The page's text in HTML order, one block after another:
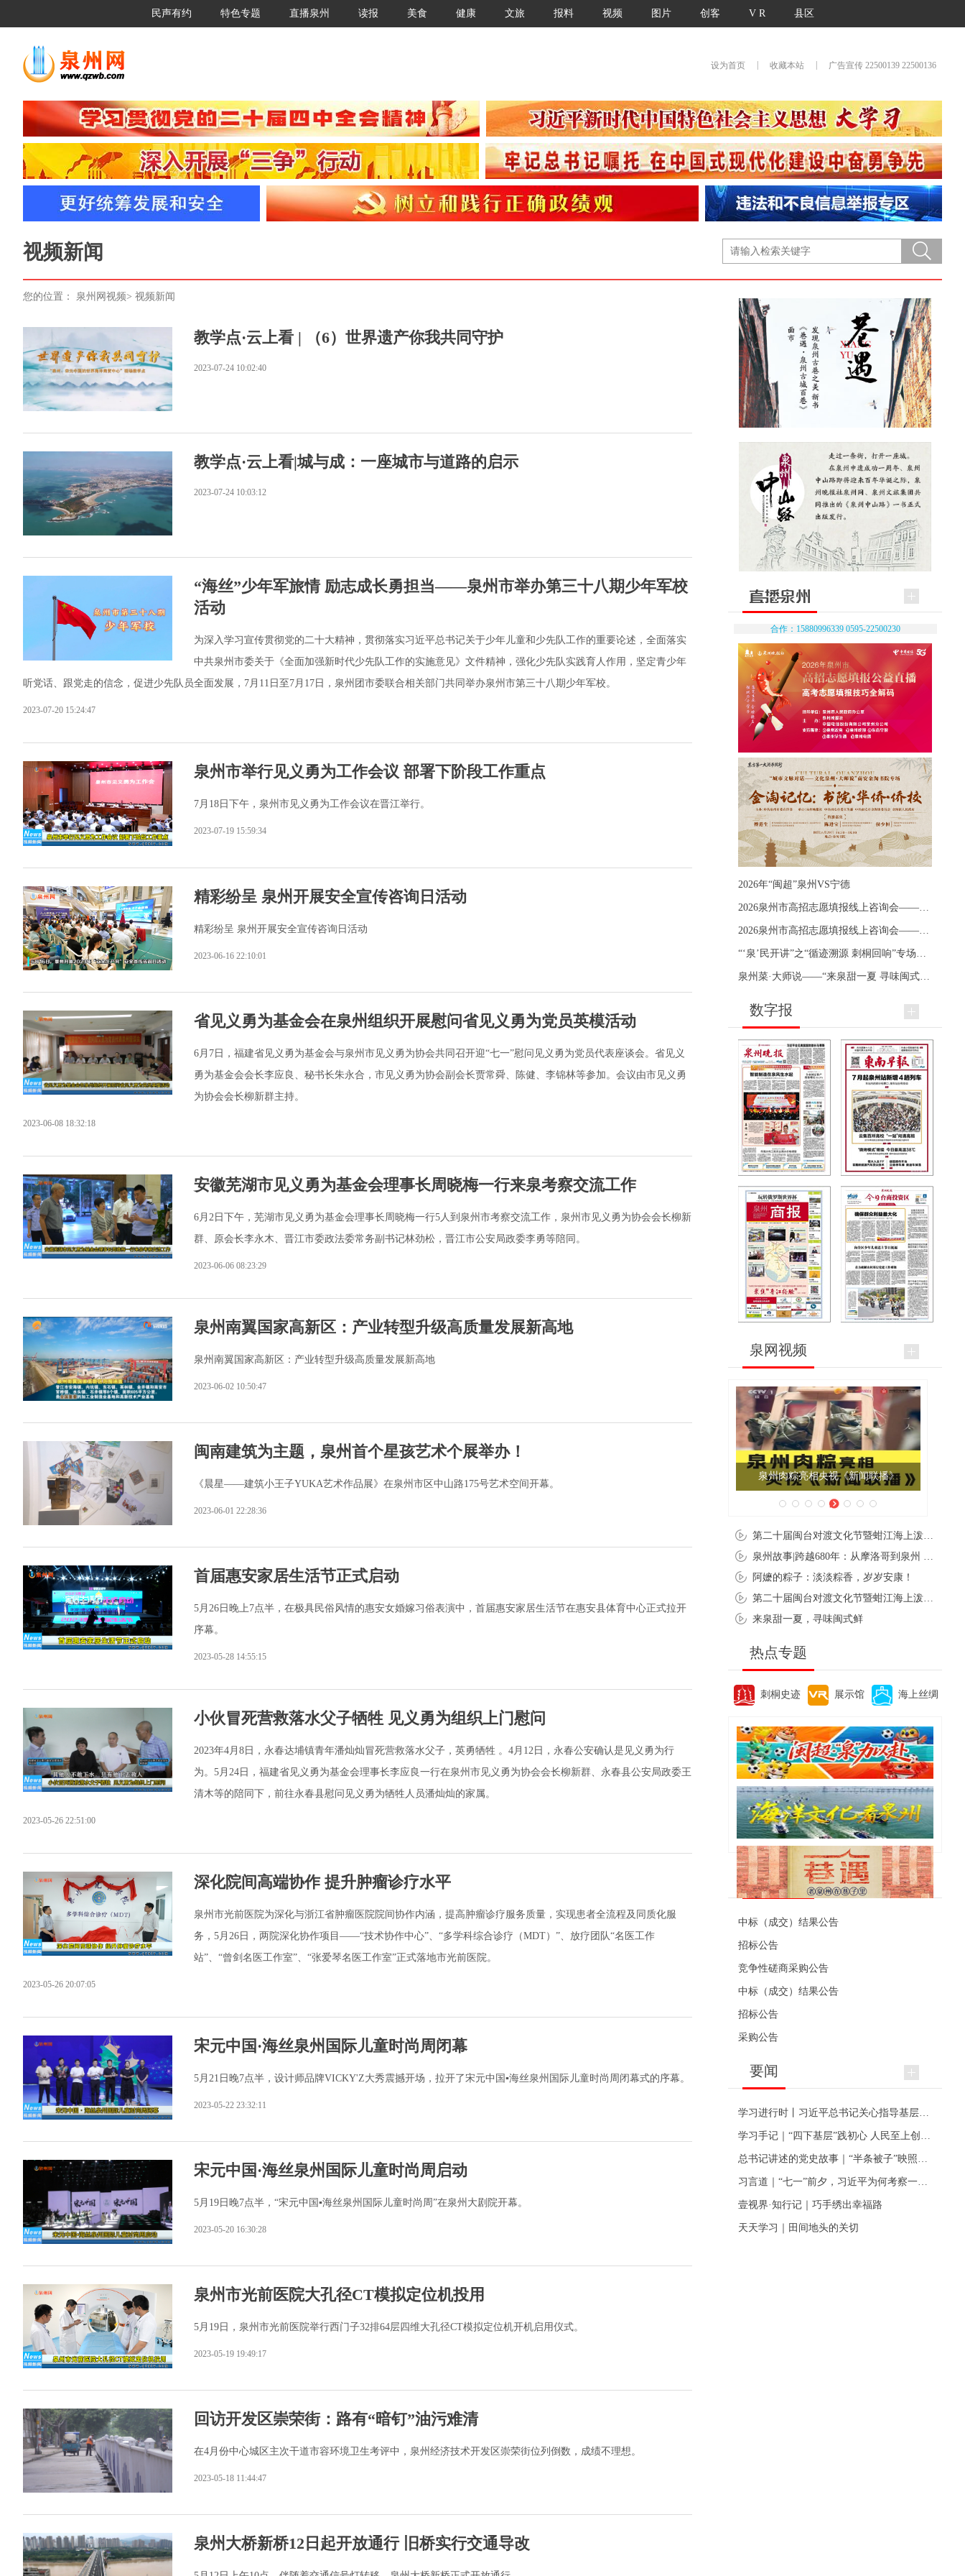
民声有约 特色专题 直播泉州 读报 美食 健康 文旅 报料 视频 图片 创客 V R 县区
设为首页 收藏本站 广告宣传 22500139 22500136
视频新闻
您的位置： 泉州网视频> 视频新闻
教学点·云上看 | （6）世界遗产你我共同守护
2023-07-24 10:02:40
教学点·云上看|城与成：一座城市与道路的启示
2023-07-24 10:03:12
“海丝”少年军旅情 励志成长勇担当——泉州市举办第三十八期少年军校
活动
为深入学习宣传贯彻党的二十大精神，贯彻落实习近平总书记关于少年儿童和少先队工作的重要论述，全面落实
中共泉州市委关于《全面加强新时代少先队工作的实施意见》文件精神，强化少先队实践育人作用，坚定青少年
听党话、跟党走的信念，促进少先队员全面发展，7月11日至7月17日，泉州团市委联合相关部门共同举办泉州市第三十八期少年军校。
2023-07-20 15:24:47
泉州市举行见义勇为工作会议 部署下阶段工作重点
7月18日下午，泉州市见义勇为工作会议在晋江举行。
2023-07-19 15:59:34
精彩纷呈 泉州开展安全宣传咨询日活动
精彩纷呈 泉州开展安全宣传咨询日活动
2023-06-16 22:10:01
省见义勇为基金会在泉州组织开展慰问省见义勇为党员英模活动
6月7日，福建省见义勇为基金会与泉州市见义勇为协会共同召开迎“七一”慰问见义勇为党员代表座谈会。省见义
勇为基金会会长李应良、秘书长朱永合，市见义勇为协会副会长贾常舜、陈健、李锦林等参加。会议由市见义勇
为协会会长柳新群主持。
2023-06-08 18:32:18
安徽芜湖市见义勇为基金会理事长周晓梅一行来泉考察交流工作
6月2日下午，芜湖市见义勇为基金会理事长周晓梅一行5人到泉州市考察交流工作，泉州市见义勇为协会会长柳新
群、原会长李永木、晋江市委政法委常务副书记林劲松，晋江市公安局政委李勇等陪同。
2023-06-06 08:23:29
泉州南翼国家高新区：产业转型升级高质量发展新高地
泉州南翼国家高新区：产业转型升级高质量发展新高地
2023-06-02 10:50:47
闽南建筑为主题，泉州首个星孩艺术个展举办！
《晨星——建筑小王子YUKA艺术作品展》在泉州市区中山路175号艺术空间开幕。
2023-06-01 22:28:36
首届惠安家居生活节正式启动
5月26日晚上7点半，在极具民俗风情的惠安女婚嫁习俗表演中，首届惠安家居生活节在惠安县体育中心正式拉开
序幕。
2023-05-28 14:55:15
小伙冒死营救落水父子牺牲 见义勇为组织上门慰问
2023年4月8日，永春达埔镇青年潘灿灿冒死营救落水父子，英勇牺牲 。4月12日，永春公安确认是见义勇为行
为。5月24日，福建省见义勇为基金会理事长李应良一行在泉州市见义勇为协会会长柳新群、永春县公安局政委王
清木等的陪同下，前往永春县慰问见义勇为牺牲人员潘灿灿的家属。
2023-05-26 22:51:00
深化院间高端协作 提升肿瘤诊疗水平
泉州市光前医院为深化与浙江省肿瘤医院院间协作内涵，提高肿瘤诊疗服务质量，实现患者全流程及同质化服
务，5月26日，两院深化协作项目——“技术协作中心”、“多学科综合诊疗（MDT）”、放疗团队“名医工作
站”、“曾剑名医工作室”、“张爱琴名医工作室”正式落地市光前医院。
2023-05-26 20:07:05
宋元中国·海丝泉州国际儿童时尚周闭幕
5月21日晚7点半，设计师品牌VICKY'Z大秀震撼开场，拉开了宋元中国▪海丝泉州国际儿童时尚周闭幕式的序幕。
2023-05-22 23:32:11
宋元中国·海丝泉州国际儿童时尚周启动
5月19日晚7点半，“宋元中国▪海丝泉州国际儿童时尚周”在泉州大剧院开幕。
2023-05-20 16:30:28
泉州市光前医院大孔径CT模拟定位机投用
5月19日，泉州市光前医院举行西门子32排64层四维大孔径CT模拟定位机开机启用仪式。
2023-05-19 19:49:17
回访开发区崇荣街：路有“暗钉”油污难清
在4月份中心城区主次干道市容环境卫生考评中，泉州经济技术开发区崇荣街位列倒数，成绩不理想。
2023-05-18 11:44:47
泉州大桥新桥12日起开放通行 旧桥实行交通导改
合作：15880996339 0595-22500230
2026年“闽超”泉州VS宁德
数字报
泉网视频
泉州肉粽亮相央视《新闻联播》
阿嬷的粽子：淡淡粽香，岁岁安康！
来泉甜一夏，寻味闽式鲜
热点专题
刺桐史迹 展示馆 海上丝绸
便民资讯
中标（成交）结果公告
招标公告
竞争性磋商采购公告
中标（成交）结果公告
招标公告
采购公告
要闻
壹视界·知行记｜巧手绣出幸福路
天天学习｜田间地头的关切